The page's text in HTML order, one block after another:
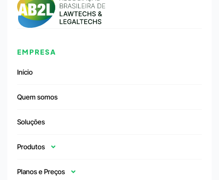
EMPRESA
Início
Quem somos
Soluções
Produtos
Planos e Preços